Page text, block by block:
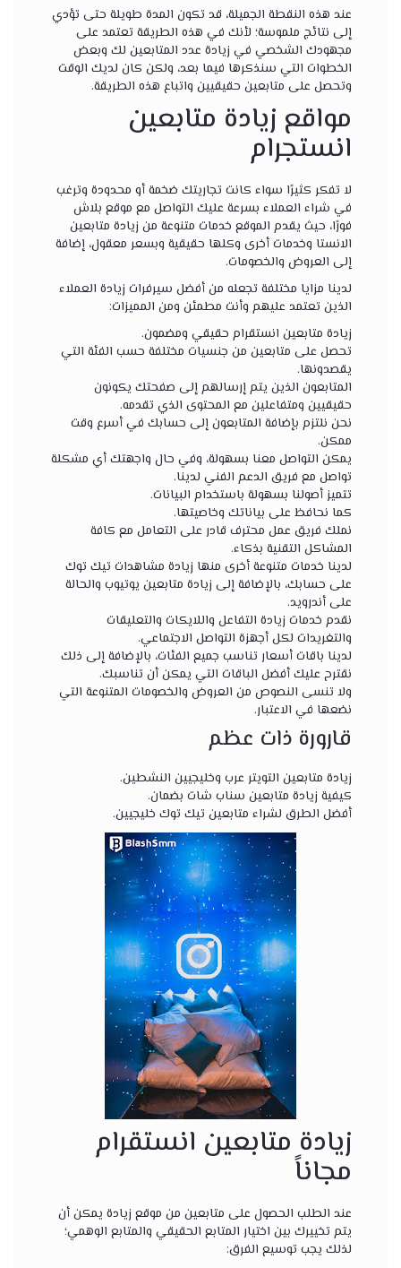
عند هذه النقطة الجميلة، قد تكون المدة طويلة حتى تؤدي
إلى نتائج ملموسة؛ لأنك في هذه الطريقة تعتمد على
مجهودك الشخصي في زيادة عدد المتابعين لك وبعض
الخطوات التي سنذكرها فيما بعد، ولكن كان لديك الوقت
وتحصل على متابعين حقيقيين واتباع هذه الطريقة.
مواقع زيادة متابعين
انستجرام
لا تفكر كثيرًا سواء كانت تجاريتك ضخمة أو محدودة وترغب
في شراء العملاء بسرعة عليك التواصل مع موقع بلاش
فورًا، حيث يقدم الموقع خدمات متنوعة من زيادة متابعين
الانستا وخدمات أخرى وكلها حقيقية وبسعر معقول، إضافة
إلى العروض والخصومات.
لدينا مزايا مختلفة تجعله من أفضل سيرفرات زيادة العملاء
الذين تعتمد عليهم وأنت مطمئن ومن المميزات:
زيادة متابعين انستقرام حقيقي ومضمون.
تحصل على متابعين من جنسيات مختلفة حسب الفئة التي
يقصدونها.
المتابعون الذين يتم إرسالهم إلى صفحتك يكونون
حقيقيين ومتفاعلين مع المحتوى الذي تقدمه.
نحن نلتزم بإضافة المتابعون إلى حسابك في أسرع وقت
ممكن.
يمكن التواصل معنا بسهولة، وفي حال واجهتك أي مشكلة
تواصل مع فريق الدعم الفني لدينا.
تتميز أصولنا بسهولة باستخدام البيانات.
كما نحافظ على بياناتك وخاصيتها.
نملك فريق عمل محترف قادر على التعامل مع كافة
المشاكل التقنية بذكاء.
لدينا خدمات متنوعة أخرى منها زيادة مشاهدات تيك توك
على حسابك، بالإضافة إلى زيادة متابعين يوتيوب والحالة
على أندرويد.
نقدم خدمات زيادة التفاعل واللايكات والتعليقات
والتغريدات لكل أجهزة التواصل الاجتماعي.
لدينا باقات أسعار تناسب جميع الفئات، بالإضافة إلى ذلك
نقترح عليك أفضل الباقات التي يمكن أن تناسبك.
ولا تنسى النصوص من العروض والخصومات المتنوعة التي
نضعها في الاعتبار.
قارورة ذات عظم
زيادة متابعين التويتر عرب وخليجيين النشطين.
كيفية زيادة متابعين سناب شات بضمان.
أفضل الطرق لشراء متابعين تيك توك خليجيين.
زيادة متابعين انستقرام
مجاناً
عند الطلب الحصول على متابعين من موقع زيادة يمكن أن
يتم تخييرك بين اختيار المتابع الحقيقي والمتابع الوهمي؛
لذلك يجب توسيع الفرق: